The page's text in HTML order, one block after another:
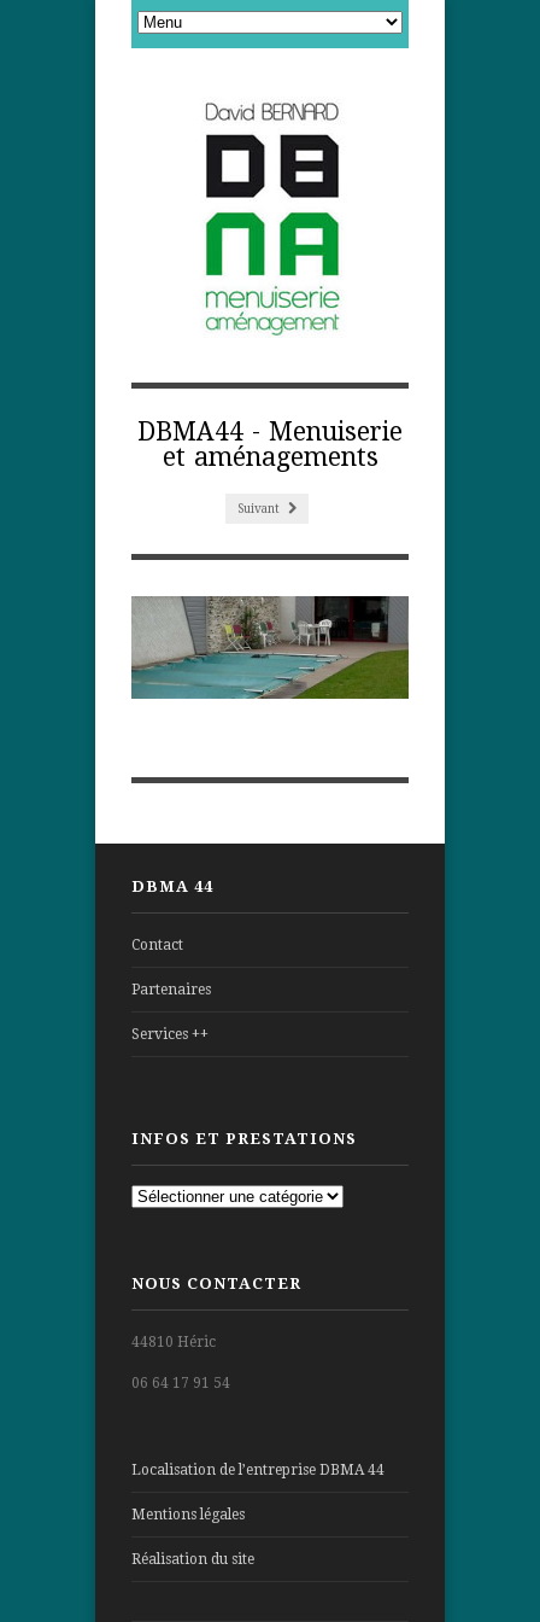
DBMA44 - Menuiserie
et aménagements
Suivant
DBMA 44
Contact
Partenaires
Services ++
INFOS ET PRESTATIONS
Infos
NOUS CONTACTER
44810 Héric
06 64 17 91 54
Localisation de l’entreprise DBMA 44
Mentions légales
Réalisation du site